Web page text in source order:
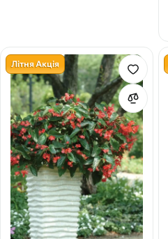
Літня Акція